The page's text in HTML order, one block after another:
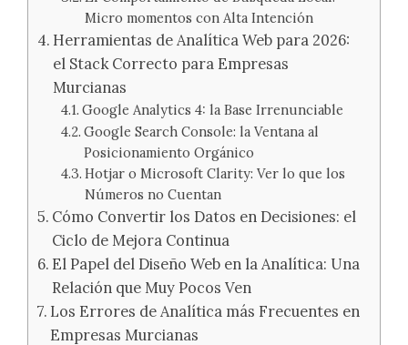
Micro momentos con Alta Intención
Herramientas de Analítica Web para 2026:
el Stack Correcto para Empresas
Murcianas
Google Analytics 4: la Base Irrenunciable
Google Search Console: la Ventana al
Posicionamiento Orgánico
Hotjar o Microsoft Clarity: Ver lo que los
Números no Cuentan
Cómo Convertir los Datos en Decisiones: el
Ciclo de Mejora Continua
El Papel del Diseño Web en la Analítica: Una
Relación que Muy Pocos Ven
Los Errores de Analítica más Frecuentes en
Empresas Murcianas